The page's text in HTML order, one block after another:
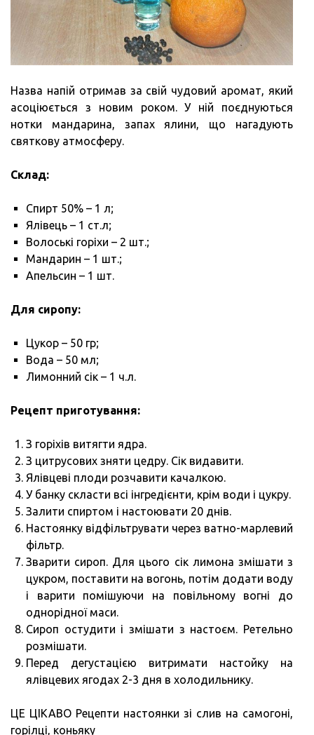
Назва напій отримав за свій чудовий аромат, який
асоціюється з новим роком. У ній поєднуються
нотки мандарина, запах ялини, що нагадують
святкову атмосферу.
Склад:
Спирт 50% – 1 л;
Ялівець – 1 ст.л;
Волоські горіхи – 2 шт.;
Мандарин – 1 шт.;
Апельсин – 1 шт.
Для сиропу:
Цукор – 50 гр;
Вода – 50 мл;
Лимонний сік – 1 ч.л.
Рецепт приготування:
З горіхів витягти ядра.
З цитрусових зняти цедру. Сік видавити.
Ялівцеві плоди розчавити качалкою.
У банку скласти всі інгредієнти, крім води і цукру.
Залити спиртом і настоювати 20 днів.
Настоянку відфільтрувати через ватно-марлевий
фільтр.
Зварити сироп. Для цього сік лимона змішати з
цукром, поставити на вогонь, потім додати воду
і варити помішуючи на повільному вогні до
однорідної маси.
Сироп остудити і змішати з настоєм. Ретельно
розмішати.
Перед дегустацією витримати настойку на
ялівцевих ягодах 2-3 дня в холодильнику.
ЦЕ ЦІКАВО Рецепти настоянки зі слив на самогоні,
горілці, коньяку